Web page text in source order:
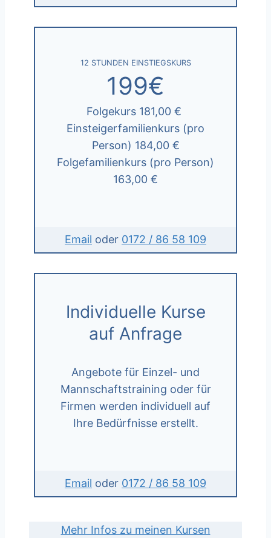
12 STUNDEN EINSTIEGSKURS
199€
Folgekurs 181,00 €
Einsteigerfamilienkurs (pro
Person) 184,00 €
Folgefamilienkurs (pro Person)
163,00 €
Email oder 0172 / 86 58 109
Individuelle Kurse
auf Anfrage
Angebote für Einzel- und
Mannschaftstraining oder für
Firmen werden individuell auf
Ihre Bedürfnisse erstellt.
Email oder 0172 / 86 58 109
Mehr Infos zu meinen Kursen